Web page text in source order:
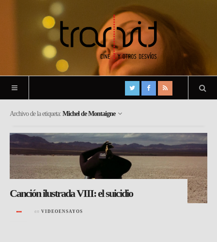
Archivo de la etiqueta: Michel de Montaigne
Canción ilustrada VIII: el suicidio
en VIDEOENSAYOS